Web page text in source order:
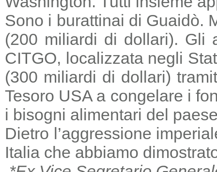
Sono i burattinai di Guaidò.
(200 miliardi di dollari). Gli
CITGO, localizzata negli
(300 miliardi di dollari)
Tesoro USA a congelare i
i bisogni alimentari del
Dietro l’aggressione
Italia che abbiamo